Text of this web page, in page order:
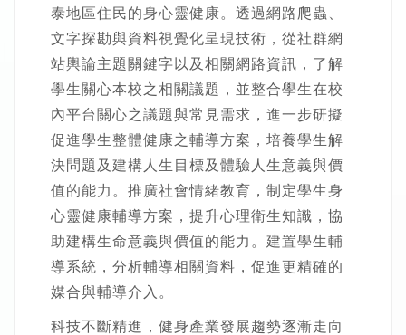
泰地區住民的身心靈健康。透過網路爬蟲、
文字探勘與資料視覺化呈現技術，從社群網
站輿論主題關鍵字以及相關網路資訊，了解
學生關心本校之相關議題，並整合學生在校
內平台關心之議題與常見需求，進一步研擬
促進學生整體健康之輔導方案，培養學生解
決問題及建構人生目標及體驗人生意義與價
值的能力。推廣社會情緒教育，制定學生身
心靈健康輔導方案，提升心理衛生知識，協
助建構生命意義與價值的能力。建置學生輔
導系統，分析輔導相關資料，促進更精確的
媒合與輔導介入。
科技不斷精進，健身產業發展趨勢逐漸走向